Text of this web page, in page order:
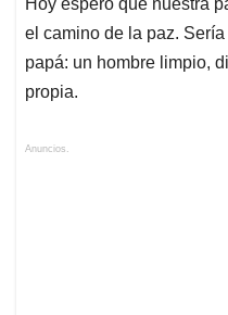
Hoy espero que nuestra
el camino de la paz.
papá: un hombre limpio,
propia.
Anuncios.